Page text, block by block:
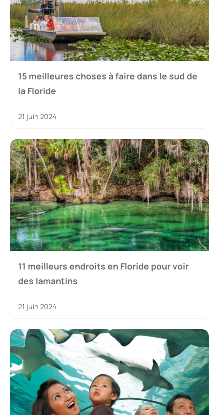
15 meilleures choses à faire dans le sud de
la Floride
21 juin 2024
11 meilleurs endroits en Floride pour voir
des lamantins
21 juin 2024